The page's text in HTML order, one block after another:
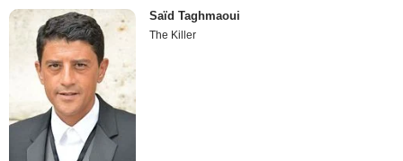
Saïd Taghmaoui
The Killer